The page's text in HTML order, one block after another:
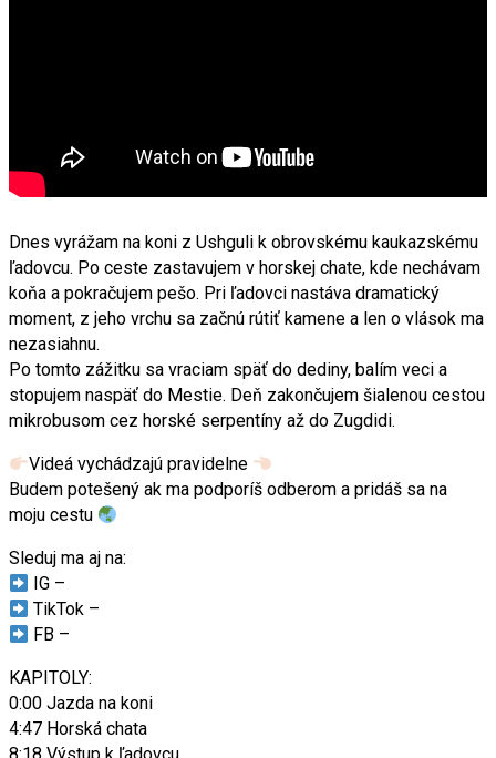
Dnes vyrážam na koni z Ushguli k obrovskému kaukazskému
ľadovcu. Po ceste zastavujem v horskej chate, kde nechávam
koňa a pokračujem pešo. Pri ľadovci nastáva dramatický
moment, z jeho vrchu sa začnú rútiť kamene a len o vlások ma
nezasiahnu.
Po tomto zážitku sa vraciam späť do dediny, balím veci a
stopujem naspäť do Mestie. Deň zakončujem šialenou cestou
mikrobusom cez horské serpentíny až do Zugdidi.
Videá vychádzajú pravidelne
Budem potešený ak ma podporíš odberom a pridáš sa na
moju cestu
Sleduj ma aj na:
IG –
TikTok –
FB –
KAPITOLY:
0:00 Jazda na koni
4:47 Horská chata